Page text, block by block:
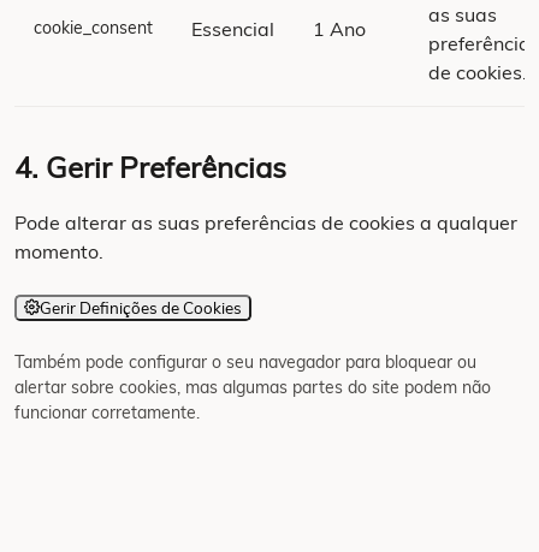
cookie_consent Essencial 1 Ano
as suas
preferências
de cookies.
4. Gerir Preferências
Pode alterar as suas preferências de cookies a qualquer
momento.
Gerir Definições de Cookies
Também pode configurar o seu navegador para bloquear ou
alertar sobre cookies, mas algumas partes do site podem não
funcionar corretamente.